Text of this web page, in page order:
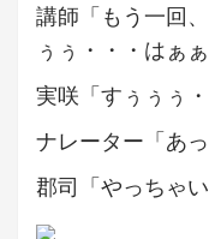
講師「もう一回
ぅぅ・・・はぁ
実咲「すぅぅぅ
ナレーター「あっ
郡司「やっちゃ